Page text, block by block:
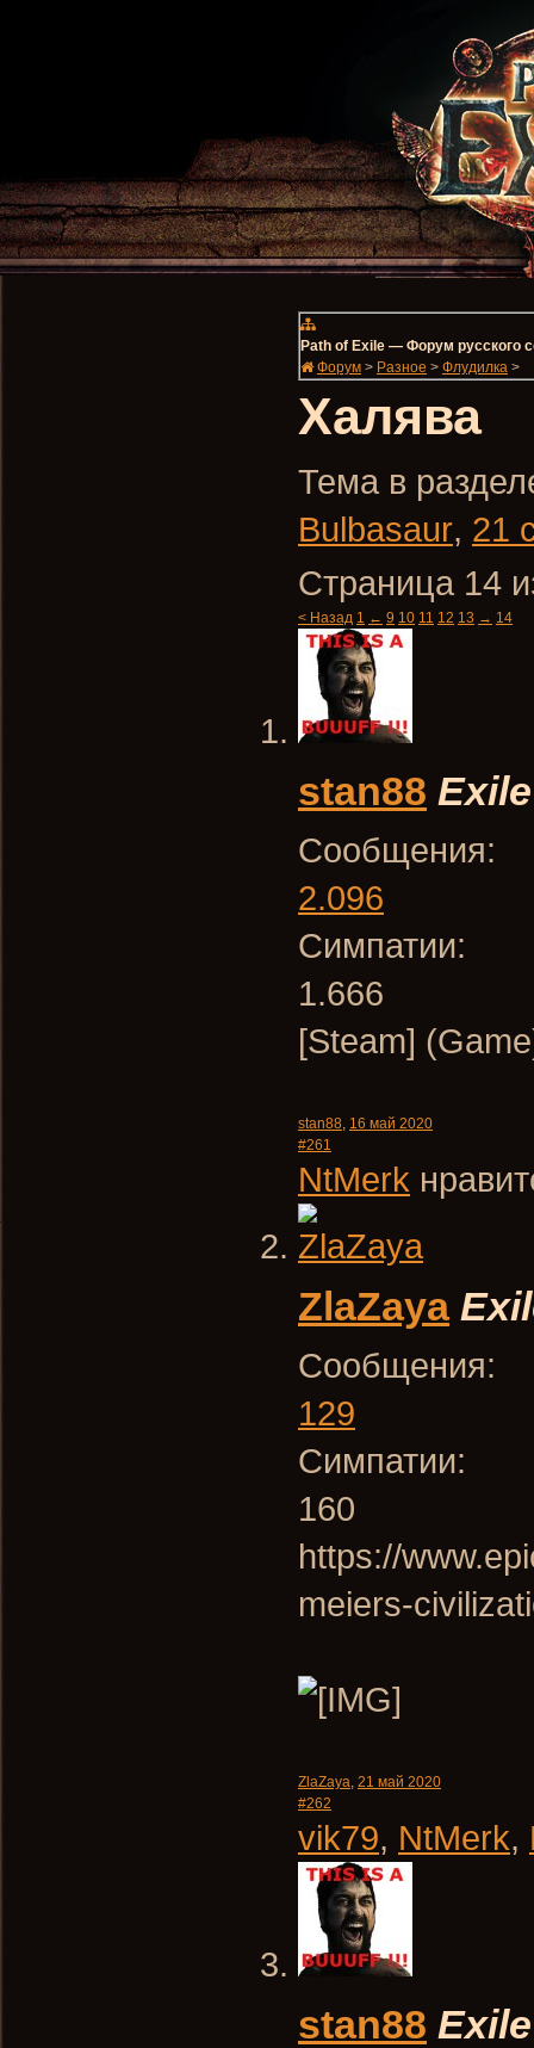
Path of Exile — Форум русского
Форум > Разное > Флудилка >
Халява
Тема в
Bulbasaur, 21
Страница 14
< Назад 1 ← 9 10 11 12 13 → 14
stan88 Exile
Сообщения:
2.096
Симпатии:
1.666
[Steam]
stan88, 16 май 2020
#261
NtMerk
ZlaZaya
Сообщения:
129
Симпатии:
160
https://
meiers-
ZlaZaya, 21 май 2020
#262
vik79, NtMerk,
stan88 Exile